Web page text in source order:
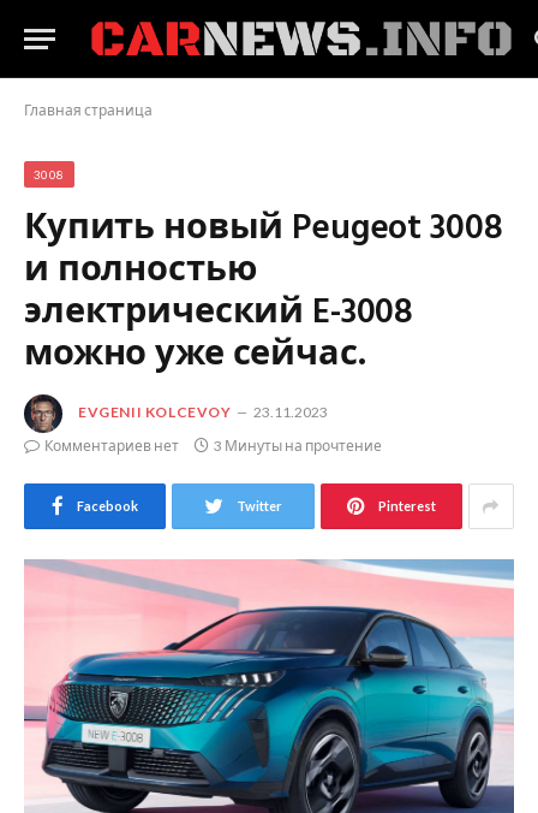
Главная страница
3008
Купить новый Peugeot 3008
и полностью
электрический E-3008
можно уже сейчас.
EVGENII KOLCEVOY
23.11.2023
Комментариев нет
3 Минуты на прочтение
Facebook Twitter Pinterest